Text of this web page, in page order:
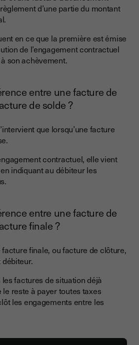
d’une partie du montant
en ce que la première est émise
de l’engagement contractuel
son achèvement.
entre une facture de
de solde ?
que lorsqu’une facture
contractuel, elle vient
indiquant au débiteur les
entre une facture de
finale ?
finale, ou facture de clôture,
factures de situation déjà
reste à payer toutes taxes
les engagements entre les